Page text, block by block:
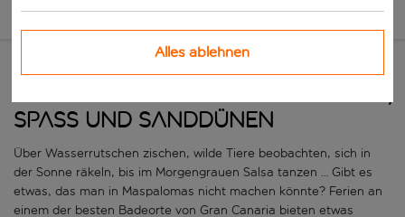
Neue Suche
Spass und Sanddünen
Über Wasserrutschen zischen, wilde Tiere beobachten, sich in
der Sonne räkeln, bis im Morgengrauen Salsa tanzen … Gibt es
etwas, das man in Maspalomas nicht machen könnte? Ferien an
einem der besten Badeorte von Gran Canaria bieten etwas
Alles ablehnen